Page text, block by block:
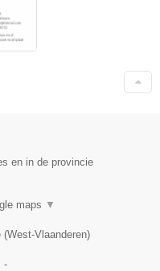
en in de provincie
maps ▼
(West-Vlaanderen)
-